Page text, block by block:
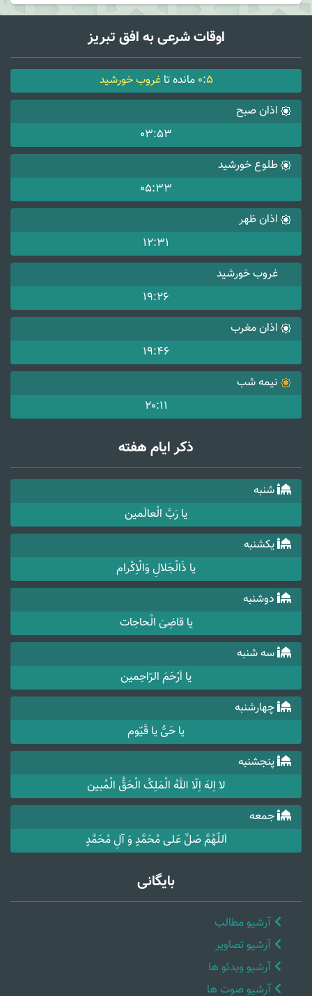
اوقات شرعی به افق تبریز
0:5 مانده تاغروب خورشید
اذان صبح
03:53
طلوع خورشید
05:33
اذان ظهر
12:31
غروب خورشید
19:26
اذان مغرب
19:46
نیمه شب
20:11
ذکر ایام هفته
شنبه
یا رَبَّ الْعالَمین
یکشنبه
یا ذَالْجَلالِ وَالْاِکْرام
دوشنبه
یا قاضِیَ الْحاجات
سه شنبه
یا اَرْحَمَ الرّاحِمین
چهارشنبه
یا حَیُّ یا قَیّوم
پنجشنبه
لا اِلهَ اِلّا اللهُ الْمَلِکُ الْحَقُّ الْمُبین
جمعه
اَللّهُمَّ صَلِّ عَلی مُحَمَّدٍ وَ آلِ مُحَمَّدٍ
بایگانی
آرشیو مطالب
آرشیو تصاویر
آرشیو ویدئو ها
آرشیو صوت ها